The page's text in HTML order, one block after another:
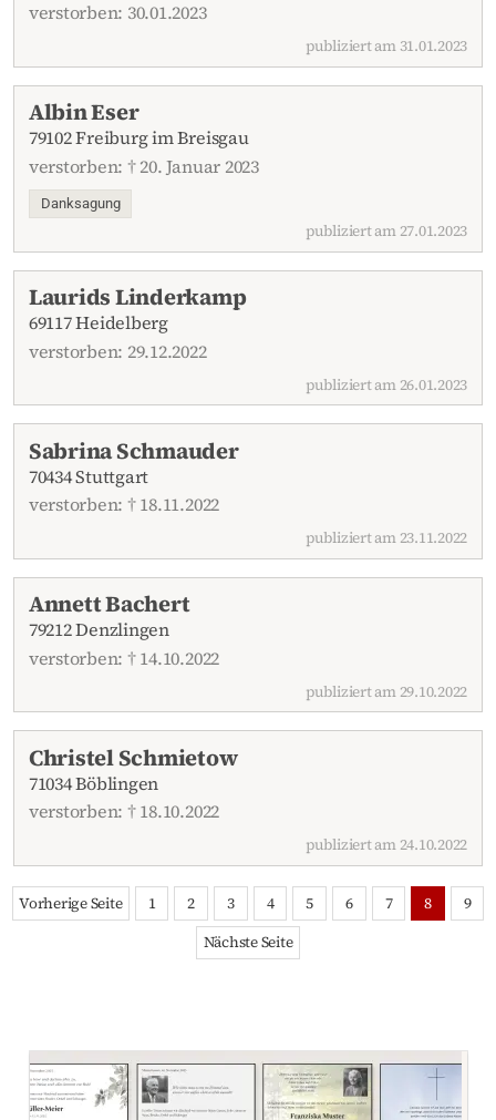
verstorben: 30.01.2023
publiziert am 31.01.2023
Albin Eser
79102 Freiburg im Breisgau
verstorben: † 20. Januar 2023
Danksagung
publiziert am 27.01.2023
Laurids Linderkamp
69117 Heidelberg
verstorben: 29.12.2022
publiziert am 26.01.2023
Sabrina Schmauder
70434 Stuttgart
verstorben: † 18.11.2022
publiziert am 23.11.2022
Annett Bachert
79212 Denzlingen
verstorben: † 14.10.2022
publiziert am 29.10.2022
Christel Schmietow
71034 Böblingen
verstorben: † 18.10.2022
publiziert am 24.10.2022
Vorherige Seite 1 2 3 4 5 6 7 8
9
Nächste Seite